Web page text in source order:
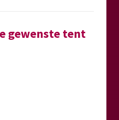
gewenste tent